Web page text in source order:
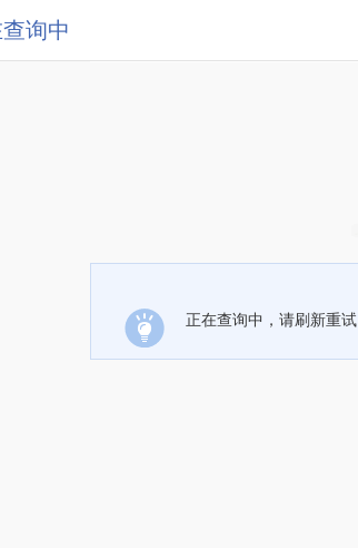
询中
正在查询中，请刷新重试